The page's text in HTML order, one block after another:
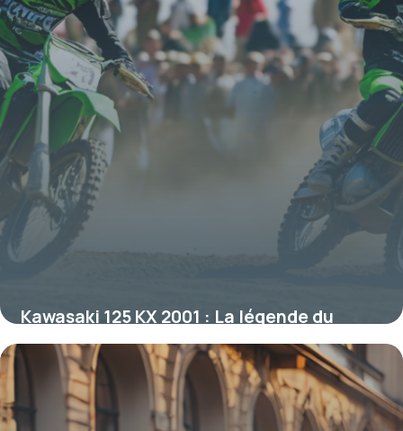
Kawasaki 125 KX 2001 : La légende du
motocross deux-temps
16 juin 2026